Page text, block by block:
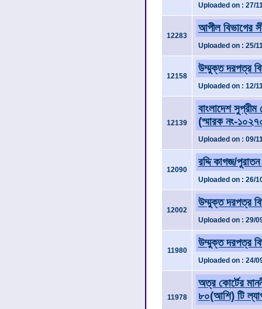
Uploaded on : 27/
12283
আপীল বিভাগের
Uploaded on : 25/
12158
উম্মুক্ত দরপত্র
Uploaded on : 12/
12139
বাংলাদেশ সুপ্রীম
(স্মারক নং-
Uploaded on : 09/
12090
রদ্দি কাগজ/
Uploaded on : 26/
12002
উম্মুক্ত দরপত্র
Uploaded on : 29/
11980
উম্মুক্ত দরপত্র
Uploaded on : 24/
11978
অত্র কোর্টের
৮০(আশি) টি